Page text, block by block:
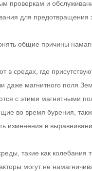
проверкам и
для предотвращения
общие причины
средах, где
магнитного поля
с этими магнитными
во время бурения,
изменения в
такие как колебания
могут не